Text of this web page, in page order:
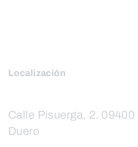
Localización
Calle Pisuerga, 2. 09400
Duero